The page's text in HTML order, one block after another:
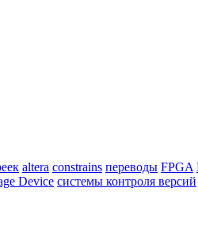
altera constrains переводы FPGA
Device системы контроля версий